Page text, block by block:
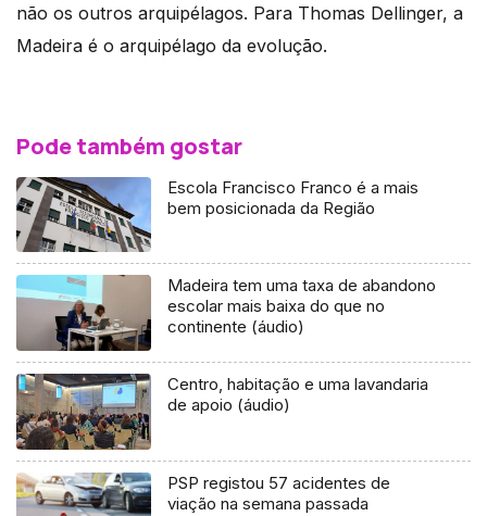
não os outros arquipélagos. Para Thomas Dellinger, a
Madeira é o arquipélago da evolução.
Pode também gostar
Escola Francisco Franco é a mais
bem posicionada da Região
Madeira tem uma taxa de abandono
escolar mais baixa do que no
continente (áudio)
Centro, habitação e uma lavandaria
de apoio (áudio)
PSP registou 57 acidentes de
viação na semana passada